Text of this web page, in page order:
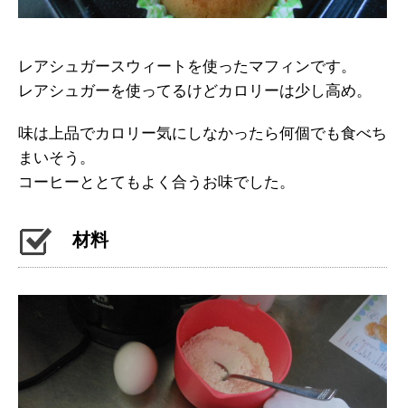
レアシュガースウィートを使ったマフィンです。
レアシュガーを使ってるけどカロリーは少し高め。
味は上品でカロリー気にしなかったら何個でも食べち
まいそう。
コーヒーととてもよく合うお味でした。
材料